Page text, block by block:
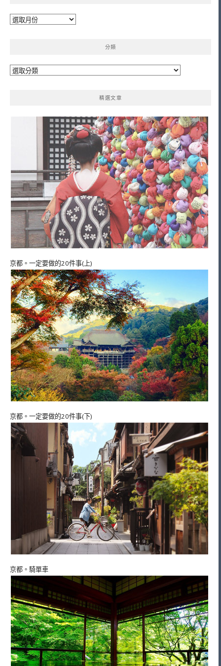
彙
分類
分
精選文章
京都。一定要做的20件事(上)
京都。一定要做的20件事(下)
京都。騎單車